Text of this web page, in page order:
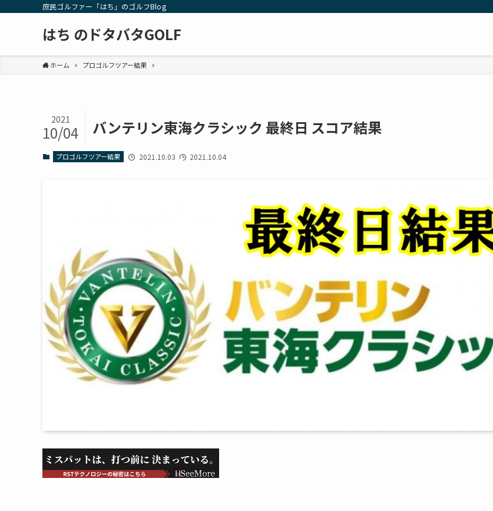
庶民ゴルファー「はち」のゴルフBlog
はち のドタバタGOLF
ホーム プロゴルフツアー結果
バンテリン東海クラシック 最終日 スコア結果
2021
10/04
プロゴルフツアー結果 2021.10.03 2021.10.04